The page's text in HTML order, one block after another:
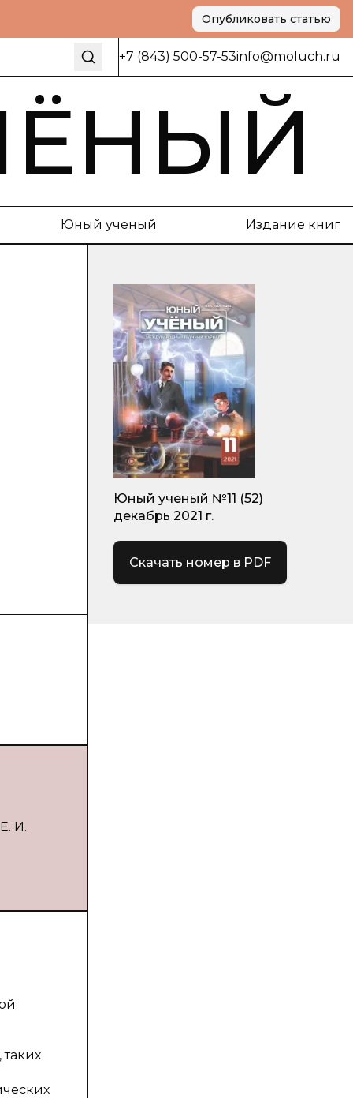
Опубликовать статью
+7 (843) 500-57-53info@moluch.ru
Юный ученый Издание книг
И.
Юный ученый №11 (52)
декабрь 2021 г.
Скачать номер в PDF